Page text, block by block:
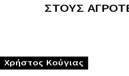
ΣΤΟΥΣ
Χρήστος Κούγιας